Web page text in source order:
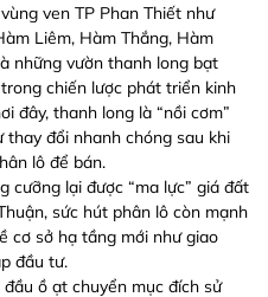
ven TP Phan Thiết như
Liêm, Hàm Thắng, Hàm
những vườn thanh long bạt
chiến lược phát triển kinh
đây, thanh long là “nồi cơm”
thay đổi nhanh chóng sau khi
lô để bán.
cưỡng lại được “ma lực” giá đất
sức hút phân lô còn mạnh
cơ sở hạ tầng mới như giao
đầu tư.
ồ ạt chuyển mục đích sử